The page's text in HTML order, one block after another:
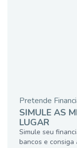
Pretende
SIMULE AS
LUGAR
Simule seu
bancos e consiga